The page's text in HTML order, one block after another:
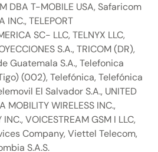
DBA T-MOBILE USA, Safaricom
INC., TELEPORT
SC- LLC, TELNYX LLC,
S.A., TRICOM (DR),
Guatemala S.A., Telefonica
(002), Telefónica, Telefónica
El Salvador S.A., UNITED
MOBILITY WIRELESS INC.,
VOICESTREAM GSM I LLC,
Company, Viettel Telecom,
S.A.S.